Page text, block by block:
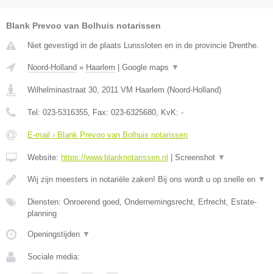
Blank Prevoo van Bolhuis notarissen
Niet gevestigd in de plaats Lunssloten en in de provincie Drenthe.
Noord-Holland » Haarlem Google maps ▼
Wilhelminastraat 30, 2011 VM Haarlem (Noord-Holland)
Tel: 023-5316355, Fax: 023-6325680, KvK: -
E-mail › Blank Prevoo van Bolhuis notarissen
Website: https://www.blanknotarissen.nl Screenshot ▼
Wij zijn meesters in notariële zaken! Bij ons wordt u op snelle en ▼
Diensten: Onroerend goed, Ondernemingsrecht, Erfrecht, Estate-
planning
Openingstijden ▼
Sociale media: